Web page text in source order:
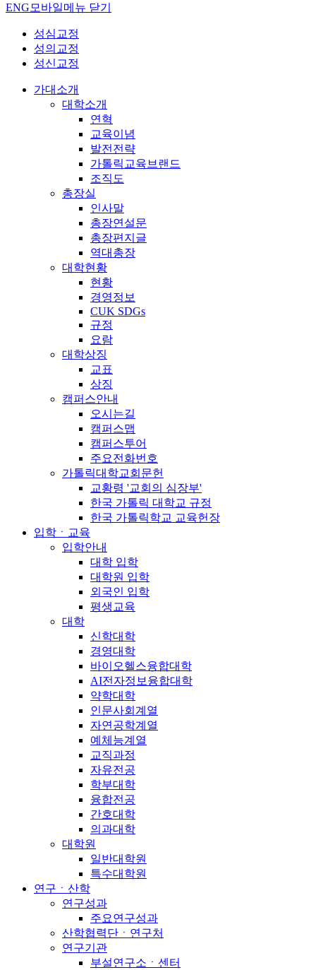
ENG 모바일메뉴 닫기
성심교정
성의교정
성신교정
가대소개
대학소개
연혁
교육이념
발전전략
가톨릭교육브랜드
조직도
총장실
인사말
총장연설문
총장편지글
역대총장
대학현황
현황
경영정보
CUK SDGs
규정
요람
대학상징
교표
상징
캠퍼스안내
오시는길
캠퍼스맵
캠퍼스투어
주요전화번호
가톨릭대학교회문헌
교황령 '교회의 심장부'
한국 가톨릭 대학교 규정
한국 가톨릭학교 교육헌장
입학ㆍ교육
입학안내
대학 입학
대학원 입학
외국인 입학
평생교육
대학
신학대학
경영대학
바이오헬스융합대학
AI전자정보융합대학
약학대학
인문사회계열
자연공학계열
예체능계열
교직과정
자유전공
학부대학
융합전공
간호대학
의과대학
대학원
일반대학원
특수대학원
연구ㆍ산학
연구성과
주요연구성과
산학협력단ㆍ연구처
연구기관
부설연구소ㆍ센터